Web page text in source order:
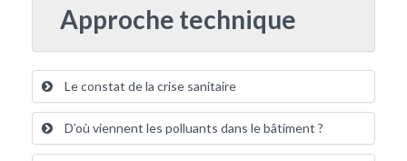
Approche technique
Le constat de la crise sanitaire
D’où viennent les polluants dans le bâtiment ?